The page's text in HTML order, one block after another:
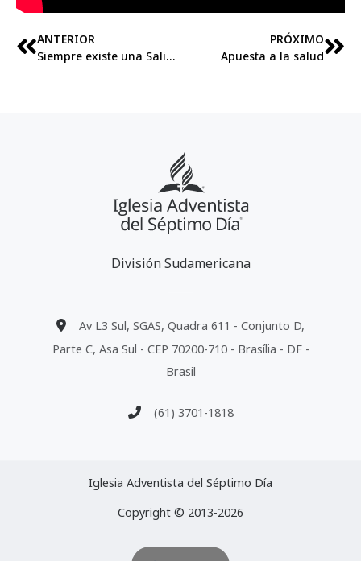
ANTERIOR
Siempre existe una Salida
PRÓXIMO
Apuesta a la salud
División Sudamericana
Av L3 Sul, SGAS, Quadra 611 - Conjunto D,
Parte C, Asa Sul - CEP 70200-710 - Brasília - DF -
Brasil
(61) 3701-1818
Iglesia Adventista del Séptimo Día
Copyright © 2013-2026